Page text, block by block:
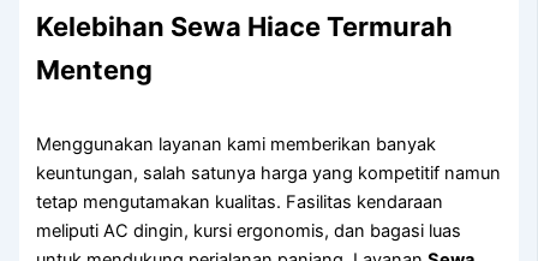
Kelebihan Sewa Hiace Termurah
Menteng
Menggunakan layanan kami memberikan banyak
keuntungan, salah satunya harga yang kompetitif namun
tetap mengutamakan kualitas. Fasilitas kendaraan
meliputi AC dingin, kursi ergonomis, dan bagasi luas